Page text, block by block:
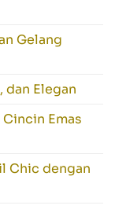
Gelang
dan Elegan
Emas
Chic dengan